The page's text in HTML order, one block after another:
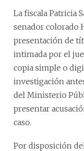
La fiscala Patricia
senador colorado
presentación de
intimada por el
copia simple o
investigación
del Ministerio
presentar
caso.
Por disposición